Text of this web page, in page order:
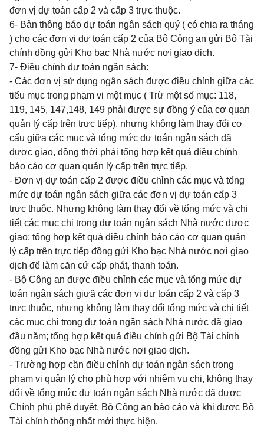
đơn vị dự toán cấp 2 và cấp 3 trực thuộc.
6- Bản thông báo dự toán ngân sách quý ( có chia ra tháng
) cho các đơn vị dự toán cấp 2 của Bộ Công an gửi Bộ Tài
chính đồng gửi Kho bạc Nhà nước nơi giao dịch.
7- Điều chỉnh dự toán ngân sách:
- Các đơn vị sử dụng ngân sách được điều chỉnh giữa các
tiểu mục trong phạm vi một mục ( Trừ một số mục: 118,
119, 145, 147,148, 149 phải được sự đồng ý của cơ quan
quản lý cấp trên trực tiếp), nhưng không làm thay đổi cơ
cấu giữa các mục và tổng mức dự toán ngân sách đã
được giao, đồng thời phải tổng hợp kết quả điều chỉnh
báo cáo cơ quan quản lý cấp trên trực tiếp.
- Đơn vị dự toán cấp 2 được điều chỉnh các mục và tổng
mức dự toán ngân sách giữa các đơn vị dự toán cấp 3
trực thuộc. Nhưng không làm thay đổi về tổng mức và chi
tiết các mục chi trong dự toán ngân sách Nhà nước được
giao; tổng hợp kết quả điều chỉnh báo cáo cơ quan quản
lý cấp trên trực tiếp đồng gửi Kho bạc Nhà nước nơi giao
dịch để làm căn cứ cấp phát, thanh toán.
- Bộ Công an được điều chỉnh các mục và tổng mức dự
toán ngân sách giưã các đơn vị dự toán cấp 2 và cấp 3
trực thuộc, nhưng không làm thay đổi tổng mức và chi tiết
các mục chi trong dự toán ngân sách Nhà nước đã giao
đầu năm; tổng hợp kết quả điều chỉnh gửi Bộ Tài chính
đồng gửi Kho bạc Nhà nước nơi giao dịch.
- Trường hợp cần điều chỉnh dự toán ngân sách trong
phạm vi quản lý cho phù hợp với nhiệm vụ chi, không thay
đổi về tổng mức dự toán ngân sách Nhà nước đã được
Chính phủ phê duyệt, Bộ Công an báo cáo và khi được Bộ
Tài chính thống nhất mới thực hiện.